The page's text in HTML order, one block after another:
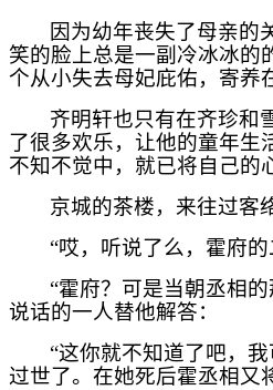
因为幼年丧失了母亲的
笑的脸上总是一副冷冰冰的
个从小失去母妃庇佑，寄养
齐明轩也只有在齐珍和
了很多欢乐，让他的童年生
不知不觉中，就已将自己的
京城的茶楼，来往过客
“哎，听说了么，霍府
“霍府？可是当朝丞相
说话的一人替他解答：
“这你就不知道了吧，
过世了。在她死后霍丞相又